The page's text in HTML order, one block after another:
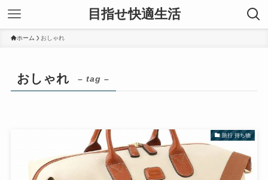
目指せ快適生活
ホーム おしゃれ
おしゃれ – tag –
旅行 持ち物